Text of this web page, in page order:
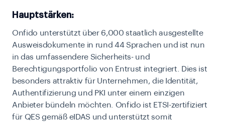
Hauptstärken:
Onfido unterstützt über 6,000 staatlich ausgestellte
Ausweisdokumente in rund 44 Sprachen und ist nun
in das umfassendere Sicherheits- und
Berechtigungsportfolio von Entrust integriert. Dies ist
besonders attraktiv für Unternehmen, die Identität,
Authentifizierung und PKI unter einem einzigen
Anbieter bündeln möchten. Onfido ist ETSI-zertifiziert
für QES gemäß eIDAS und unterstützt somit